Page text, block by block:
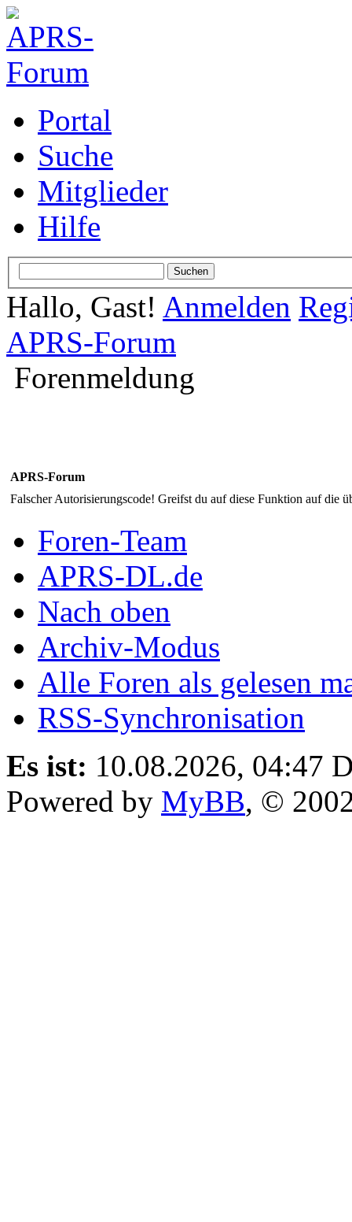
Portal
Suche
Mitglieder
Hilfe
Hallo, Gast! Anmelden
APRS-Forum
Forenmeldung
APRS-Forum
Falscher Autorisierungscode! Greifst du auf diese Funktion auf die
Foren-Team
APRS-DL.de
Nach oben
Archiv-Modus
Alle Foren als gelesen
RSS-Synchronisation
Es ist: 10.08.2026, 04:47
Powered by MyBB, ©